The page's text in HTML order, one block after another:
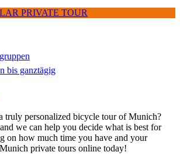
PRIVATE TOUR
bis ganztägig
truly personalized bicycle tour of Munich?
we can help you decide what is best for
on how much time you have and your
private tours online today!